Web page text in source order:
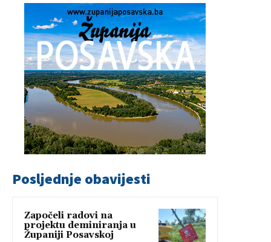
Posljednje obavijesti
Započeli radovi na
projektu deminiranja u
Županiji Posavskoj